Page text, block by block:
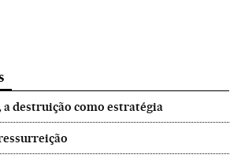
a destruição como estratégia